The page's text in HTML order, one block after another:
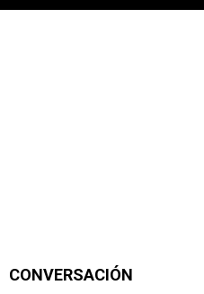
CONVERSACIÓN